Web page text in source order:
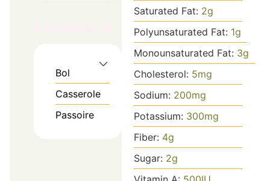
Bol
Casserole
Passoire
Saturated Fat: 2g
Polyunsaturated Fat: 1g
Monounsaturated Fat: 3g
Cholesterol: 5mg
Sodium: 200mg
Potassium: 300mg
Fiber: 4g
Sugar: 2g